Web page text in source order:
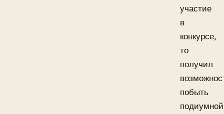
участие
в
конкурсе,
то
получил
побыть
подиумной